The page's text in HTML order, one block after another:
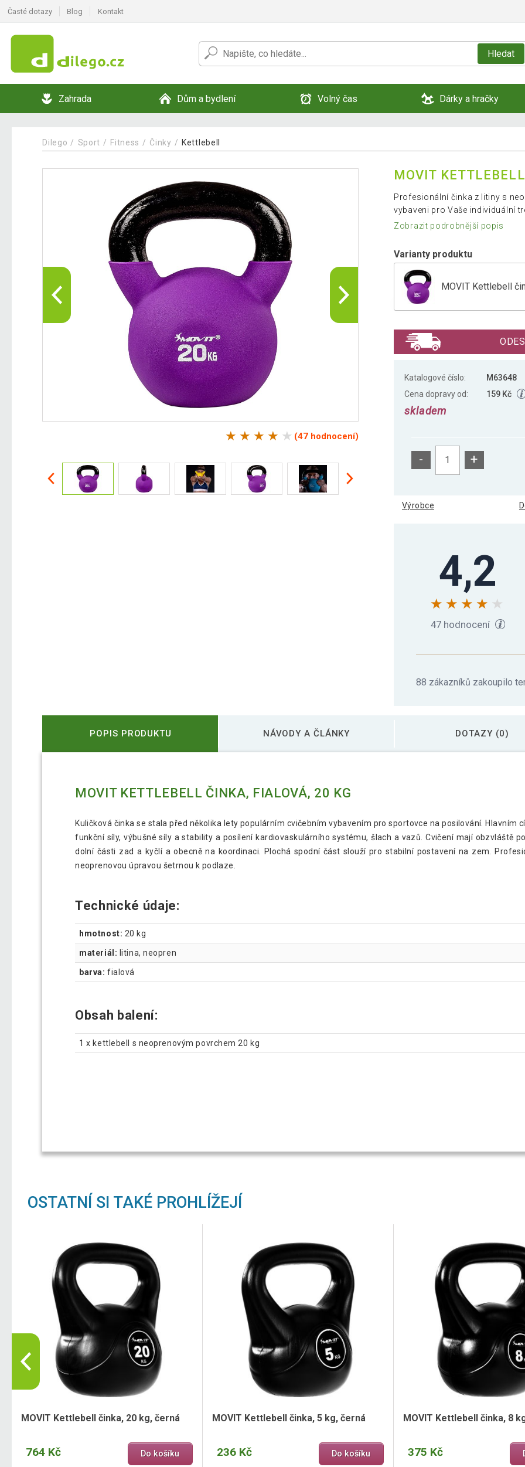
Časté dotazy Blog Kontakt
Hledat
Zahrada Dům a bydlení Volný čas Dárky a hračky
Dilego Sport Fitness Činky Kettlebell
(47 hodnocení)
MOVIT
Profesionální činka z litiny s
vybaveni pro Vaše individuální
Zobrazit podrobnější popis
Varianty produktu
MOVIT Kettlebell
MOVIT Kettlebell
MOVIT Kettlebell
MOVIT Kettlebell
MOVIT Kettlebell
MOVIT Kettlebell
Katalogové číslo:
M63648
Cena dopravy od:
159 Kč
skladem
- +
Výrobce
4,2
47 hodnocení
88 zákazníků zakoupilo
POPIS PRODUKTU NÁVODY A ČLÁNKY DOTAZY (0)
MOVIT KETTLEBELL ČINKA, FIALOVÁ, 20 KG
Kuličková činka se stala před několika lety populárním cvičebním vybavením pro sportovce na posilování. Hlavním
funkční síly, výbušné síly a stability a posílení kardiovaskulárního systému, šlach a vazů. Cvičení mají obzvláště
dolní části zad a kyčlí a obecně na koordinaci. Plochá spodní část slouží pro stabilní postavení na zem.
neoprenovou úpravou šetrnou k podlaze.
Technické údaje:
hmotnost: 20 kg
materiál: litina, neopren
barva: fialová
Obsah balení:
1 x kettlebell s neoprenovým povrchem 20 kg
OSTATNÍ SI TAKÉ PROHLÍŽEJÍ
MOVIT Kettlebell činka, 20 kg, černá
764 Kč Do košíku
MOVIT Kettlebell činka, 5 kg, černá
236 Kč Do košíku
MOVIT Kettlebell činka, 8
375 Kč